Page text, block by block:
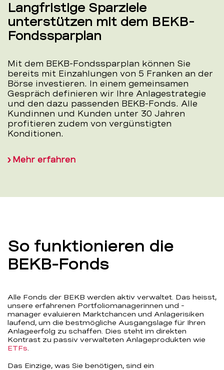
Langfristige Sparziele
unterstützen mit dem BEKB-
Fondssparplan
Mit dem BEKB-Fondssparplan können Sie
bereits mit Einzahlungen von 5 Franken an der
Börse investieren. In einem gemeinsamen
Gespräch definieren wir Ihre Anlagestrategie
und den dazu passenden BEKB-Fonds. Alle
Kundinnen und Kunden unter 30 Jahren
profitieren zudem von vergünstigten
Konditionen.
Mehr erfahren
So funktionieren die
BEKB-Fonds
Alle Fonds der BEKB werden aktiv verwaltet. Das heisst,
unsere erfahrenen Portfoliomanagerinnen und -
manager evaluieren Marktchancen und Anlagerisiken
laufend, um die bestmögliche Ausgangslage für Ihren
Anlageerfolg zu schaffen. Dies steht im direkten
Kontrast zu passiv verwalteten Anlageprodukten wie
ETFs.
Das Einzige, was Sie benötigen, sind ein